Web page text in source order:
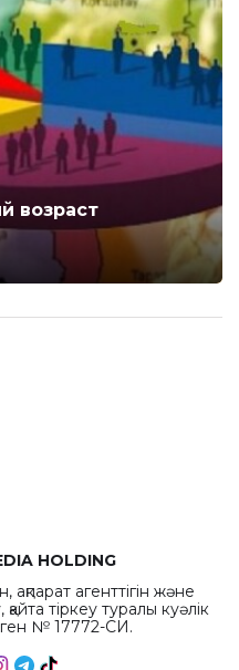
возраст
HOLDING
агенттігін және
тіркеу туралы куәлік
№ 17772-СИ.